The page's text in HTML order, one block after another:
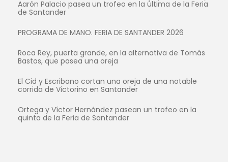
Aarón Palacio pasea un trofeo en la última de la Feria
de Santander
PROGRAMA DE MANO. FERIA DE SANTANDER 2026
Roca Rey, puerta grande, en la alternativa de Tomás
Bastos, que pasea una oreja
El Cid y Escribano cortan una oreja de una notable
corrida de Victorino en Santander
Ortega y Víctor Hernández pasean un trofeo en la
quinta de la Feria de Santander